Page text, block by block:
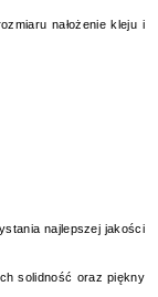
nałożenie kleju i
najlepszej jakości
solidność oraz piękny